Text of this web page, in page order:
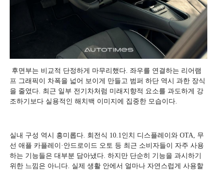
후면부는 비교적 단정하게 마무리했다. 좌우를 연결하는 리어램
프 그래픽이 차폭을 넓어 보이게 만들고 범퍼 하단 역시 과한 장식
을 줄였다. 최근 일부 전기차처럼 미래지향적 요소를 과도하게 강
조하기보다 실용적인 해치백 이미지에 집중한 모습이다.
실내 구성 역시 흥미롭다. 회전식 10.1인치 디스플레이와 OTA, 무
선 애플 카플레이·안드로이드 오토 등 최근 소비자들이 자주 사용
하는 기능들은 대부분 담아냈다. 하지만 단순히 기능을 과시하기
위한 느낌은 아니다. 실제 생활 안에서 얼마나 자연스럽게 사용할